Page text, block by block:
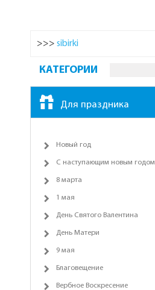
>>> sibirki
КАТЕГОРИИ
Для праздника
Новый год
С наступающим новым годом
8 марта
1 мая
День Святого Валентина
День Матери
9 мая
Благовещение
Вербное Воскресение